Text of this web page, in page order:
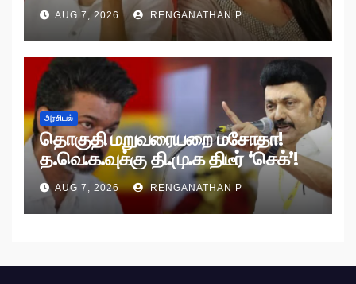
AUG 7, 2026 RENGANATHAN P
அரசியல்
தொகுதி மறுவரையறை மசோதா!
த.வெ.க.வுக்கு தி.மு.க திடீர் ‘செக்’!
AUG 7, 2026 RENGANATHAN P